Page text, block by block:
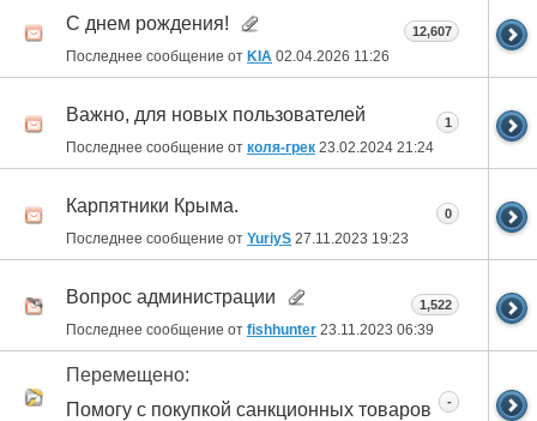
С днем рождения!
Последнее сообщение от KIA 02.04.2026 11:26
12,607
Важно, для новых пользователей
Последнее сообщение от коля-грек 23.02.2024 21:24
1
Карпятники Крыма.
Последнее сообщение от YuriyS 27.11.2023 19:23
0
Вопрос администрации
Последнее сообщение от fishhunter 23.11.2023 06:39
1,522
Перемещено:
Помогу с покупкой санкционных товаров
-